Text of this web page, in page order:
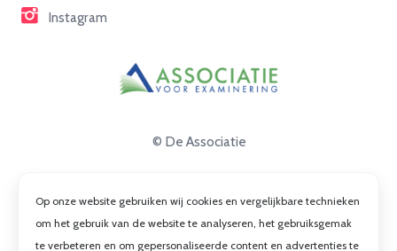
Instagram
© De Associatie
Op onze website gebruiken wij cookies en vergelijkbare technieken
om het gebruik van de website te analyseren, het gebruiksgemak
te verbeteren en om gepersonaliseerde content en advertenties te